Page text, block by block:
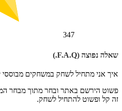
347
שאלה נפוצה (F.A.Q.)
איך אני מתחיל לשחק במשחקים מבוססי
פשוט הירשם באתר ובחר מתוך מבחר
זה קל ופשוט להתחיל לשחק.